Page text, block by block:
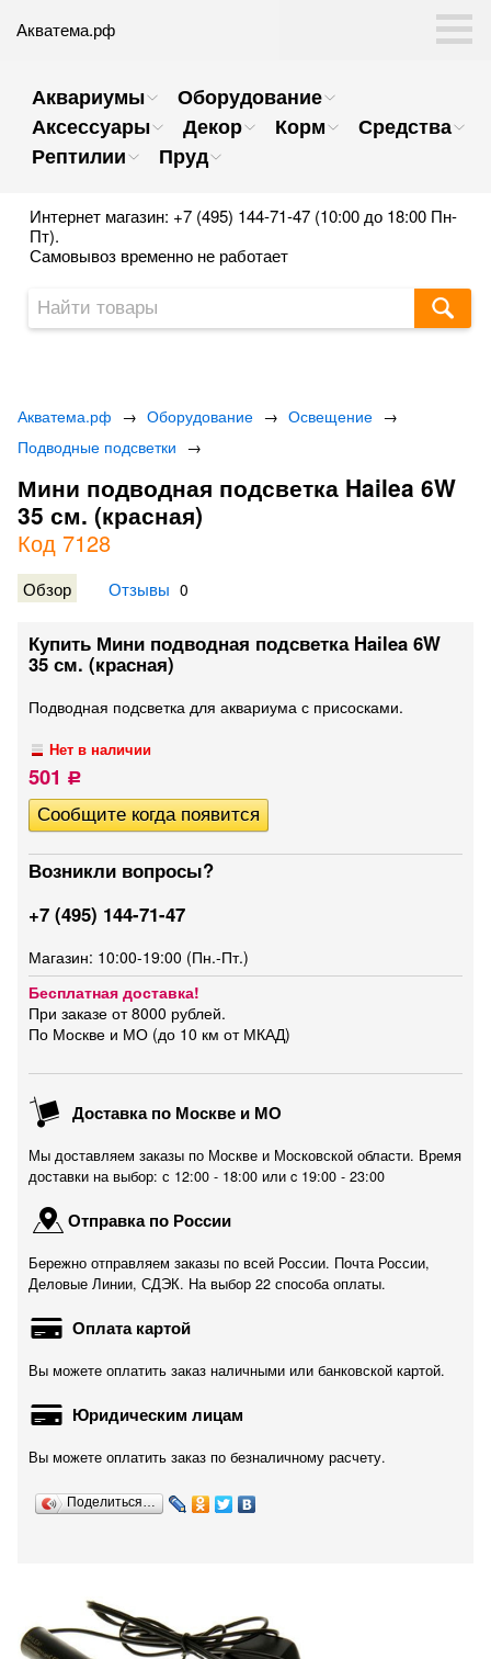
Акватема.рф
Аквариумы
Оборудование
Аксессуары
Декор Корм
Средства
Рептилии
Пруд
Интернет магазин: +7 (495) 144-71-47 (10:00 до 18:00 Пн-
Пт).
Самовывоз временно не работает
Акватема.рф → Оборудование → Освещение →
Подводные подсветки →
Мини подводная подсветка Hailea 6W
35 см. (красная)
Код 7128
Обзор Отзывы 0
Купить Мини подводная подсветка Hailea 6W
35 см. (красная)
Подводная подсветка для аквариума с присосками.
Нет в наличии
501 Р
Возникли вопросы?
+7 (495) 144-71-47
Магазин: 10:00-19:00 (Пн.-Пт.)
Бесплатная доставка!
При заказе от 8000 рублей.
По Москве и МО (до 10 км от МКАД)
Доставка по Москве и МО
Мы доставляем заказы по Москве и Московской области. Время
доставки на выбор: с 12:00 - 18:00 или c 19:00 - 23:00
Отправка по России
Бережно отправляем заказы по всей России. Почта России,
Деловые Линии, СДЭК. На выбор 22 способа оплаты.
Оплата картой
Вы можете оплатить заказ наличными или банковской картой.
Юридическим лицам
Вы можете оплатить заказ по безналичному расчету.
Поделиться…